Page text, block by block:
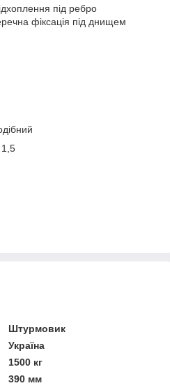
під ребро
фіксація під днищем
1,5
Штурмовик
Україна
1500 кг
390 мм